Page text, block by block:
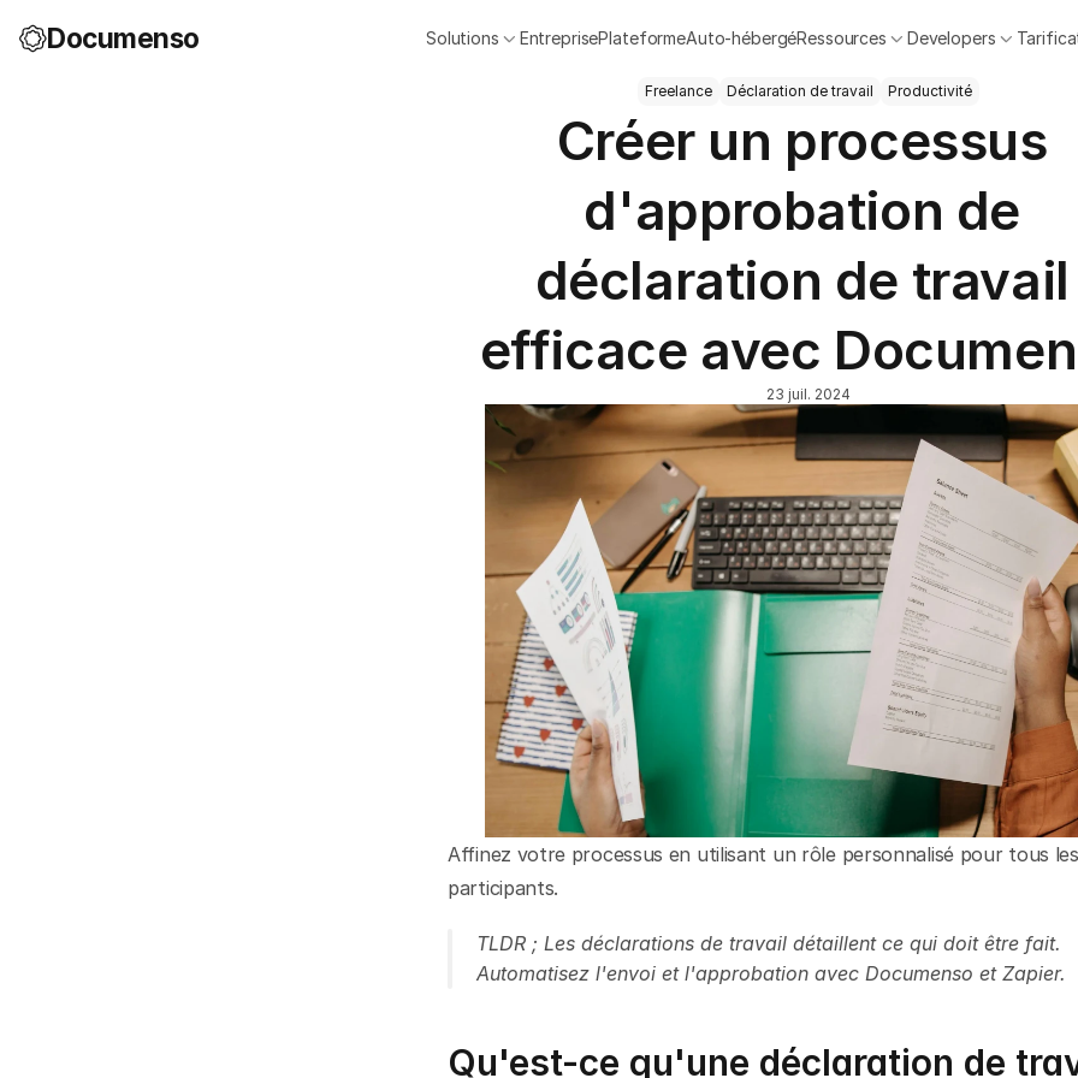
Documenso Solutions EntreprisePlateformeAuto-hébergéRessources Developers
Freelance Déclaration de travail Productivité
Créer un processus
d'approbation de
déclaration de travail
efficace avec
23 juil. 2024
Affinez votre processus en utilisant un rôle personnalisé pour tous les
participants.
TLDR ; Les déclarations de travail détaillent ce qui doit être fait.
Automatisez l'envoi et l'approbation avec Documenso et Zapier.
Qu'est-ce qu'une déclaration de